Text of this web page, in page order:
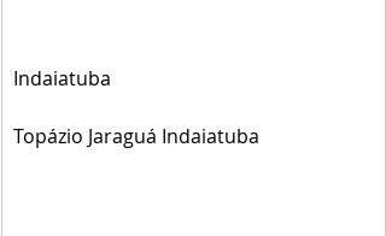
Indaiatuba
Topázio Jaraguá Indaiatuba